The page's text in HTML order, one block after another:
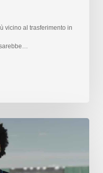
vicino al trasferimento in